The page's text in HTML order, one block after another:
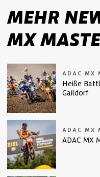
MEHR
MX
ADAC MX
Heiße
Gaildorf
ADAC MX
ADAC MX